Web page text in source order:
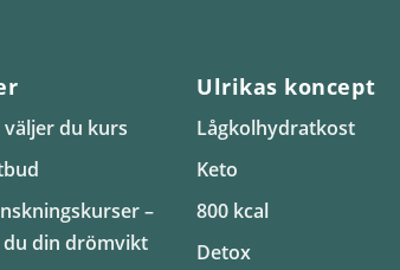
väljer du kurs
–
du din drömvikt
Ulrikas koncept
Lågkolhydratkost
Keto
800 kcal
Detox